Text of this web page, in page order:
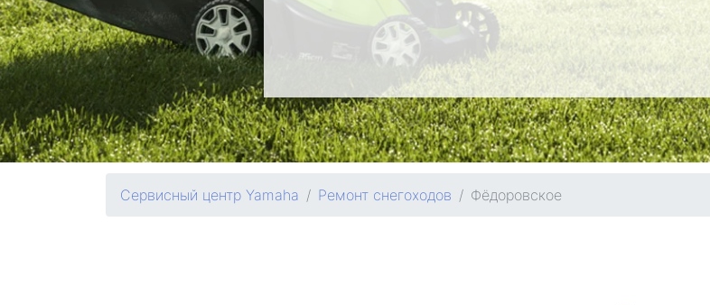
Сервисный центр Yamaha Ремонт снегоходов Фёдоровское